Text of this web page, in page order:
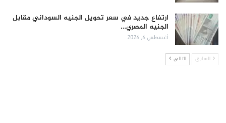
ارتفاع جديد في سعر تحويل الجنيه السوداني مقابل
الجنيه المصري…
أغسطس 6, 2026
السابق التالي